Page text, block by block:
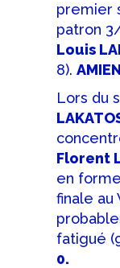
premier
patron
Louis
8).
Lors du
Florent
en
finale au
fatigué
0.